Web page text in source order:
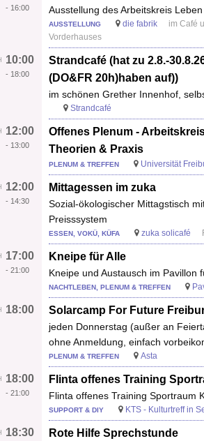
Ausstellung des Arbeitskreis
- 16:00
AUSSTELLUNG die fabrik
im Café
Vorderhauses
Strandcafé (hat zu 2.8.-
(DO&FR 20h)haben auf))
im schönen Grether Innenhof,
10:00
- 18:00
Strandcafé
Offenes Plenum -
Theorien & Praxis
12:00
- 13:00
PLENUM & TREFFEN Universität
Mittagessen im zuka
Sozial-ökologischer Mittagstisch
Preisssystem
12:00
- 14:30
ESSEN, VOKÜ, KÜFA zuka solicafé
Kneipe für Alle
Kneipe und Austausch im Pavillon
17:00
- 21:00
NACHTLEBEN, PLENUM & TREFFEN
Solarcamp For Future
jeden Donnerstag (außer an
ohne Anmeldung, einfach
18:00
PLENUM & TREFFEN Asta
Flinta offenes Training
Flinta offenes Training Sportraum
18:00
- 21:00
SUPPORT & DIY KTS - Kulturtreff in
Rote Hilfe Sprechstunde
18:30